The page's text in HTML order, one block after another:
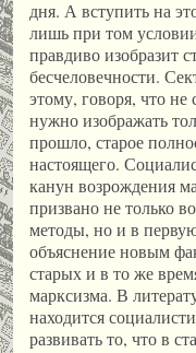
дня. А вступить на
лишь при том
правдиво изобразит
бесчеловечности.
этому, говоря, что не
нужно изображать
прошло, старое
настоящего.
канун возрождения
призвано не только
методы, но и в
объяснение новым
старых и в то же
марксизма. В
находится
развивать то, что в